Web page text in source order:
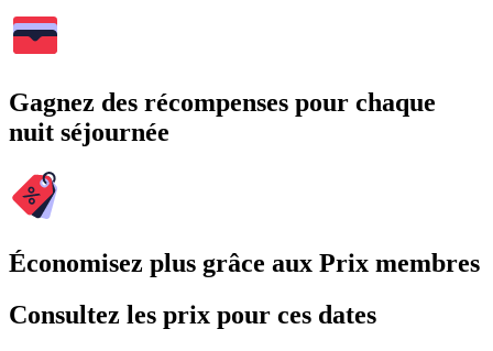
Gagnez des récompenses pour chaque
nuit séjournée
Économisez plus grâce aux Prix membres
Consultez les prix pour ces dates